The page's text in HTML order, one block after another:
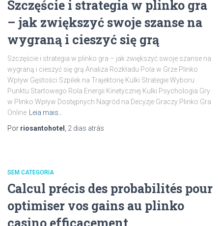
Szczęście i strategia w plinko gra
– jak zwiększyć swoje szanse na
wygraną i cieszyć się grą
Szczęście i strategia w plinko gra – jak zwiększyć swoje szanse na
wygraną i cieszyć się grą Analiza Rozkładu Pola w Grze Plinko
Wpływ Gęstości Szpilek na Trajektorię Kulki Strategie Wyboru
Punktu Startowego Rola Energii Kinetycznej Kulki Psychologia Gry
w Plinko Wpływ Dostępnych Nagród na Decyzje Graczy Plinko Gra
Online
Leia mais…
Por riosantohotel 2 dias atrás
SEM CATEGORIA
Calcul précis des probabilités pour
optimiser vos gains au plinko